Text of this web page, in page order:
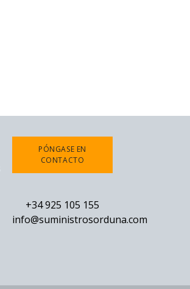
PÓNGASE EN
CONTACTO
+34 925 105 155
info@suministrosorduna.com